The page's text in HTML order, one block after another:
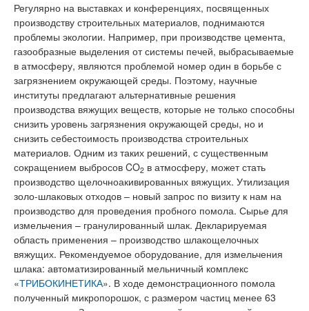
Регулярно на выставках и конференциях, посвященных
производству строительных материалов, поднимаются
проблемы экологии. Например, при производстве цемента,
газообразные выделения от системы печей, выбрасываемые
в атмосферу, являются проблемой номер один в борьбе с
загрязнением окружающей среды. Поэтому, научные
институты предлагают альтернативные решения
производства вяжущих веществ, которые не только способны
снизить уровень загрязнения окружающей среды, но и
снизить себестоимость производства строительных
материалов. Одним из таких решений, с существенным
сокращением выбросов CO2 в атмосферу, может стать
производство щелочноакивированных вяжущих. Утилизация
золо-шлаковых отходов – новый запрос по визиту к нам на
производство для проведения пробного помола. Сырье для
измельчения – гранулированный шлак. Декларируемая
область применения – производство шлакощелочных
вяжущих. Рекомендуемое оборудование, для измельчения
шлака: автоматизированный мельничный комплекс
«ТРИБОКИНЕТИКА». В ходе демонстрационного помола
полученный микропорошок, с размером частиц менее 63